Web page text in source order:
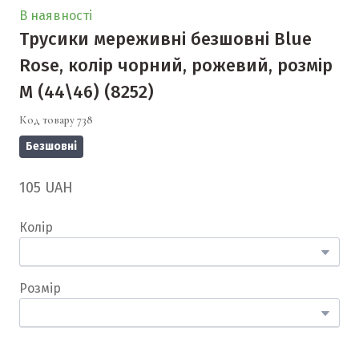
В наявності
Трусики мереживні безшовні Blue
Rose, колір чорний, рожевий, розмір
М (44\46) (8252)
Код товару 738
Безшовні
105 UAH
Колір
Розмір